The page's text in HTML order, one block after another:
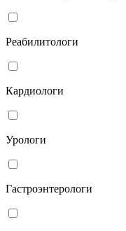
Реабилитологи
Кардиологи
Урологи
Гастроэнтерологи